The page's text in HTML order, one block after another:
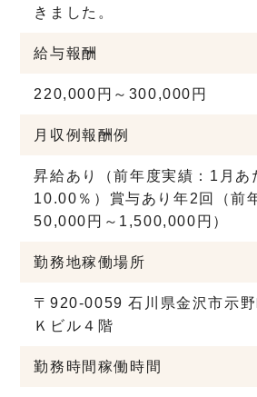
きました。
給与報酬
220,000円～300,000円
月収例報酬例
昇給あり（前年度実績：1月あ
10.00％） 賞与あり年2回（前
50,000円～1,500,000円）
勤務地稼働場所
〒920-0059 石川県金沢市示野
Ｋビル４階
勤務時間 稼働時間